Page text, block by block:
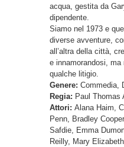
acqua, gestita da
dipendente.
Siamo nel 1973 e
diverse avventure,
all’altra della città,
e innamorandosi,
qualche litigio.
Genere: Commedia,
Regia: Paul Thomas
Attori: Alana Haim,
Penn, Bradley
Safdie, Emma
Reilly, Mary